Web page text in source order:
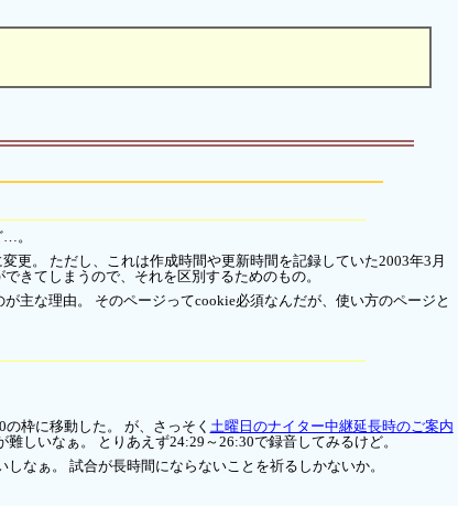
。
更。 ただし、これは作成時間や更新時間を記録していた2003年3月
きてしまうので、それを区別するためのもの。
主な理由。 そのページってcookie必須なんだが、使い方のページと
の枠に移動した。 が、さっそく 土曜日のナイター中継延長時のご案内
しいなぁ。 とりあえず24:29～26:30で録音してみるけど。
なぁ。 試合が長時間にならないことを祈るしかないか。